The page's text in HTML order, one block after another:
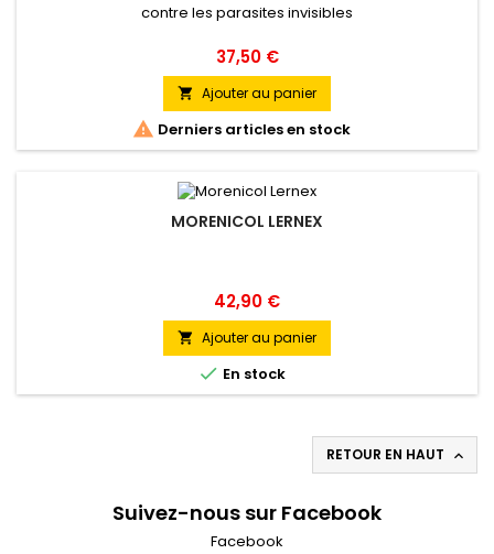
contre les parasites invisibles
Prix
37,50 €
 Ajouter au panier
 Derniers articles en stock
MORENICOL LERNEX
Prix
42,90 €
 Ajouter au panier
 En stock
RETOUR EN HAUT 
Suivez-nous sur Facebook
Facebook